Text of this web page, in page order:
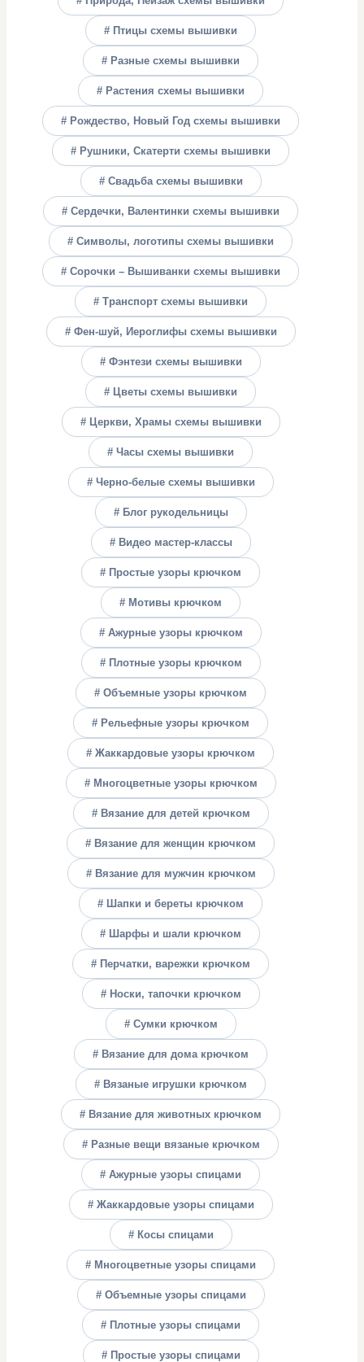
# Птицы схемы вышивки
# Разные схемы вышивки
# Растения схемы вышивки
# Рождество, Новый Год схемы вышивки
# Рушники, Скатерти схемы вышивки
# Свадьба схемы вышивки
# Сердечки, Валентинки схемы вышивки
# Символы, логотипы схемы вышивки
# Сорочки – Вышиванки схемы вышивки
# Транспорт схемы вышивки
# Фен-шуй, Иероглифы схемы вышивки
# Фэнтези схемы вышивки
# Цветы схемы вышивки
# Церкви, Храмы схемы вышивки
# Часы схемы вышивки
# Черно-белые схемы вышивки
# Блог рукодельницы
# Видео мастер-классы
# Простые узоры крючком
# Мотивы крючком
# Ажурные узоры крючком
# Плотные узоры крючком
# Объемные узоры крючком
# Рельефные узоры крючком
# Жаккардовые узоры крючком
# Многоцветные узоры крючком
# Вязание для детей крючком
# Вязание для женщин крючком
# Вязание для мужчин крючком
# Шапки и береты крючком
# Шарфы и шали крючком
# Перчатки, варежки крючком
# Носки, тапочки крючком
# Сумки крючком
# Вязание для дома крючком
# Вязаные игрушки крючком
# Вязание для животных крючком
# Разные вещи вязаные крючком
# Ажурные узоры спицами
# Жаккардовые узоры спицами
# Косы спицами
# Многоцветные узоры спицами
# Объемные узоры спицами
# Плотные узоры спицами
# Простые узоры спицами